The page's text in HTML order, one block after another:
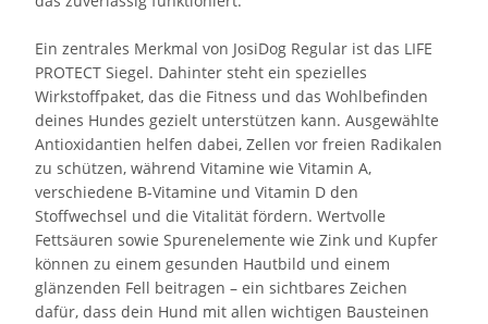
Ein zentrales Merkmal von JosiDog Regular ist das LIFE
PROTECT Siegel. Dahinter steht ein spezielles
Wirkstoffpaket, das die Fitness und das Wohlbefinden
deines Hundes gezielt unterstützen kann. Ausgewählte
Antioxidantien helfen dabei, Zellen vor freien Radikalen
zu schützen, während Vitamine wie Vitamin A,
verschiedene B-Vitamine und Vitamin D den
Stoffwechsel und die Vitalität fördern. Wertvolle
Fettsäuren sowie Spurenelemente wie Zink und Kupfer
können zu einem gesunden Hautbild und einem
glänzenden Fell beitragen – ein sichtbares Zeichen
dafür, dass dein Hund mit allen wichtigen Bausteinen